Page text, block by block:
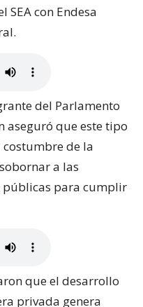
SEA con Endesa
del Parlamento
aseguró que este tipo
costumbre de la
a las
públicas para cumplir
que el desarrollo
privada genera